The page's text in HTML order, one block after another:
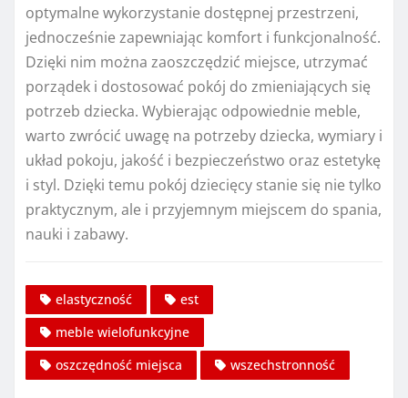
optymalne wykorzystanie dostępnej przestrzeni,
jednocześnie zapewniając komfort i funkcjonalność.
Dzięki nim można zaoszczędzić miejsce, utrzymać
porządek i dostosować pokój do zmieniających się
potrzeb dziecka. Wybierając odpowiednie meble,
warto zwrócić uwagę na potrzeby dziecka, wymiary i
układ pokoju, jakość i bezpieczeństwo oraz estetykę
i styl. Dzięki temu pokój dziecięcy stanie się nie tylko
praktycznym, ale i przyjemnym miejscem do spania,
nauki i zabawy.
elastyczność
est
meble wielofunkcyjne
oszczędność miejsca
wszechstronność